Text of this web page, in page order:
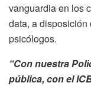
vanguardia en los
data, a disposición
psicólogos.
“Con nuestra
pública, con el